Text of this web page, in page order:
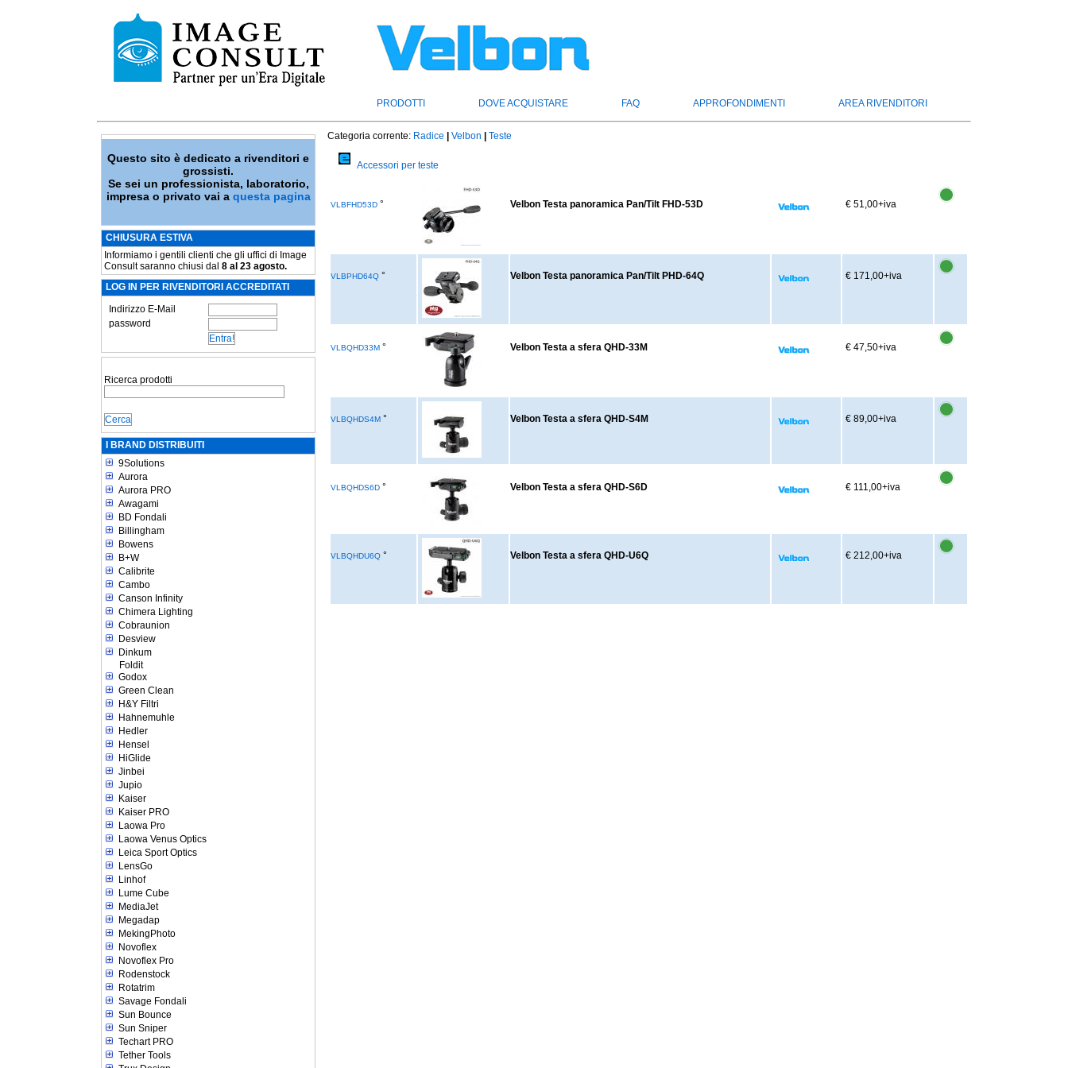
PRODOTTI DOVE ACQUISTARE FAQ APPROFONDIMENTI AREA RIVENDITORI
Questo sito è dedicato a rivenditori e
grossisti.
Se sei un professionista, laboratorio,
impresa o privato vai a questa pagina
CHIUSURA ESTIVA
Informiamo i gentili clienti che gli uffici di Image
Consult saranno chiusi dal 8 al 23 agosto.
LOG IN PER RIVENDITORI ACCREDITATI
Indirizzo E-Mail
password
Ricerca prodotti
I BRAND DISTRIBUITI
9Solutions
Aurora
Aurora PRO
Awagami
BD Fondali
Billingham
Bowens
B+W
Calibrite
Cambo
Canson Infinity
Chimera Lighting
Cobraunion
Desview
Dinkum
Foldit
Godox
Green Clean
H&Y Filtri
Hahnemuhle
Hedler
Hensel
HiGlide
Jinbei
Jupio
Kaiser
Kaiser PRO
Laowa Pro
Laowa Venus Optics
Leica Sport Optics
LensGo
Linhof
Lume Cube
MediaJet
Megadap
MekingPhoto
Novoflex
Novoflex Pro
Rodenstock
Rotatrim
Savage Fondali
Sun Bounce
Sun Sniper
Techart PRO
Tether Tools
Categoria corrente: Radice Velbon Teste
Accessori per teste
VLBFHD53D ° Velbon Testa panoramica Pan/Tilt FHD-53D € 51,00+iva
VLBPHD64Q ° Velbon Testa panoramica Pan/Tilt PHD-64Q € 171,00+iva
VLBQHD33M ° Velbon Testa a sfera QHD-33M € 47,50+iva
VLBQHDS4M ° Velbon Testa a sfera QHD-S4M € 89,00+iva
VLBQHDS6D ° Velbon Testa a sfera QHD-S6D € 111,00+iva
VLBQHDU6Q ° Velbon Testa a sfera QHD-U6Q € 212,00+iva